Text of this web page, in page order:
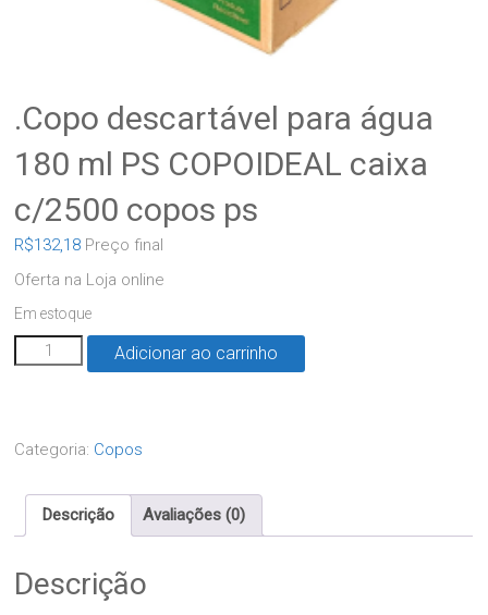
.Copo descartável para água
180 ml PS COPOIDEAL caixa
c/2500 copos ps
R$132,18 Preço final
Oferta na Loja online
Em estoque
Adicionar ao carrinho
Categoria: Copos
Descrição Avaliações (0)
Descrição